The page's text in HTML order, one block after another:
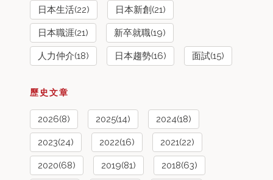
日本生活(22) 日本新創(21)
日本職涯(21) 新卒就職(19)
人力仲介(18) 日本趨勢(16) 面試(15)
歷史文章
2026(8) 2025(14) 2024(18)
2023(24) 2022(16) 2021(22)
2020(68) 2019(81) 2018(63)